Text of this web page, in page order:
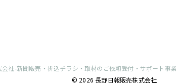
会社-新聞販売・折込チラシ・取材のご依頼受付・サポート事
© 2026 長野日報販売株式会社